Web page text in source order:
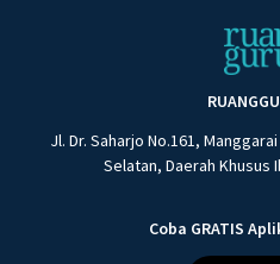
Jl. Dr. Saharjo No.161,
Selatan, Daerah Khusus
Coba GRATIS